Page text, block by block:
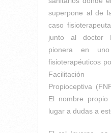
superpone al de
caso
junto al doctor
pionera en
fisioterapéuticos
Facilitación
Propioceptiva
El nombre
lugar a dudas a